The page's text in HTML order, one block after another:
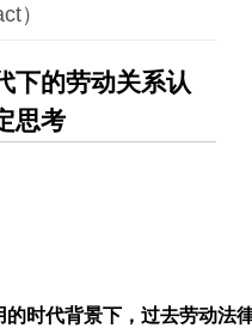
）
下的劳动关系认
思考
的时代背景下，过去劳动法